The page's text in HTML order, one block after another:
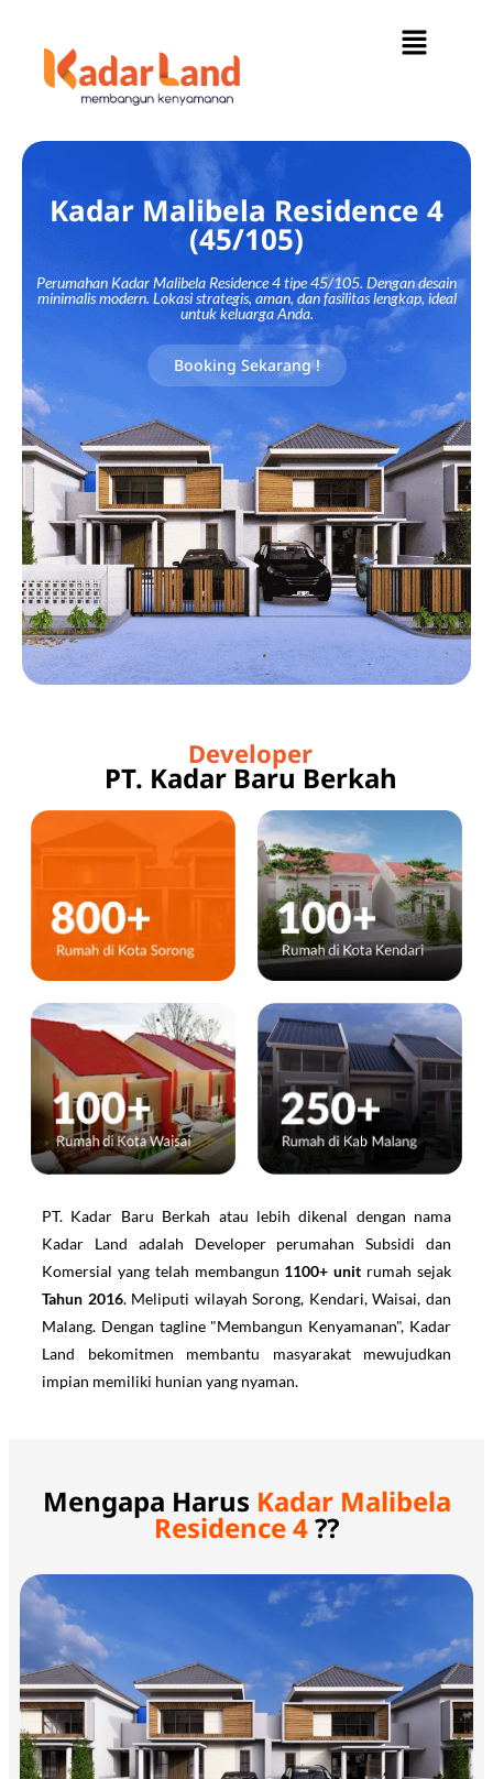
Kadar Malibela Residence 4
(45/105)
Perumahan Kadar Malibela Residence 4 tipe 45/105. Dengan desain
minimalis modern. Lokasi strategis, aman, dan fasilitas lengkap, ideal
untuk keluarga Anda.
Booking Sekarang !
Developer
PT. Kadar Baru Berkah
PT. Kadar Baru Berkah atau lebih dikenal dengan nama
Kadar Land adalah Developer perumahan Subsidi dan
Komersial yang telah membangun 1100+ unit rumah sejak
Tahun 2016. Meliputi wilayah Sorong, Kendari, Waisai, dan
Malang. Dengan tagline "Membangun Kenyamanan", Kadar
Land bekomitmen membantu masyarakat mewujudkan
impian memiliki hunian yang nyaman.
Mengapa Harus Kadar Malibela
Residence 4??